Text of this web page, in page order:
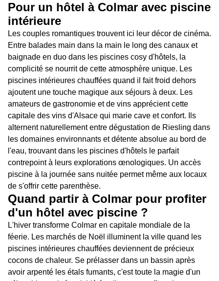
Pour un hôtel à Colmar avec piscine
intérieure
Les couples romantiques trouvent ici leur décor de cinéma.
Entre balades main dans la main le long des canaux et
baignade en duo dans les piscines cosy d'hôtels, la
complicité se nourrit de cette atmosphère unique. Les
piscines intérieures chauffées quand il fait froid dehors
ajoutent une touche magique aux séjours à deux. Les
amateurs de gastronomie et de vins apprécient cette
capitale des vins d'Alsace qui marie cave et confort. Ils
alternent naturellement entre dégustation de Riesling dans
les domaines environnants et détente absolue au bord de
l'eau, trouvant dans les piscines d'hôtels le parfait
contrepoint à leurs explorations œnologiques. Un accès
piscine à la journée sans nuitée permet même aux locaux
de s'offrir cette parenthèse.
Quand partir à Colmar pour profiter
d'un hôtel avec piscine ?
L'hiver transforme Colmar en capitale mondiale de la
féerie. Les marchés de Noël illuminent la ville quand les
piscines intérieures chauffées deviennent de précieux
cocons de chaleur. Se prélasser dans un bassin après
avoir arpenté les étals fumants, c'est toute la magie d'un